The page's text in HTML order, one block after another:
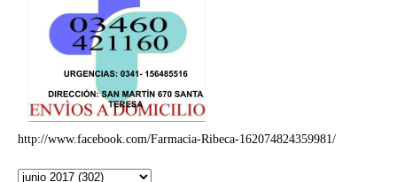
http://www.facebook.com/Farmacia-Ribeca-162074824359981/